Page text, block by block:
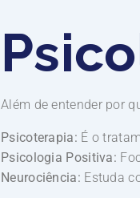
Além de entender por
Psicoterapia: É o
Psicologia Positiva:
Neurociência: Estuda